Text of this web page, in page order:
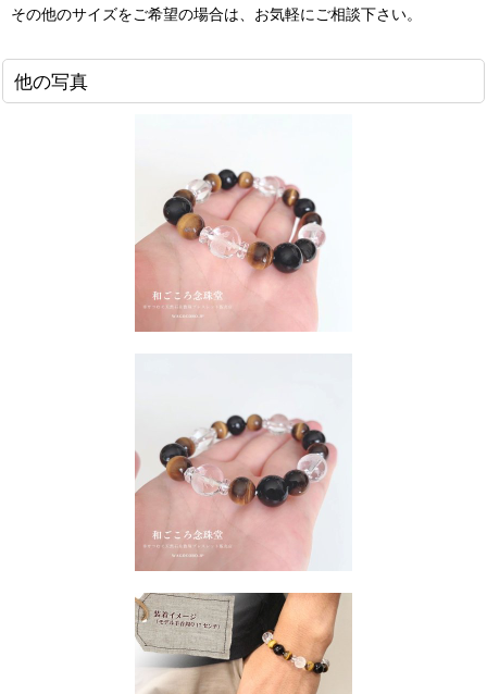
その他のサイズをご希望の場合は、お気軽にご相談下さい。
他の写真